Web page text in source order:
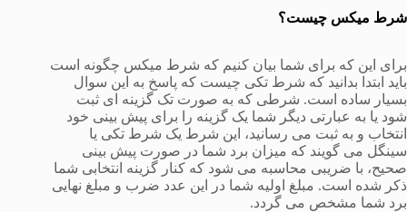
شرط میکس چیست؟
برای این که برای شما بیان کنیم که شرط میکس چگونه است
باید ابتدا بدانید که شرط تکی چیست که پاسخ به این سوال
بسیار ساده است. شرطی که به صورت تک گزینه ای ثبت
شود یا به عبارتی دیگر شما یک گزینه را برای پیش بینی خود
انتخاب و به ثبت می رسانید، این شرط یک شرط تکی یا
سینگل می گویند که میزان برد شما در صورت پیش بینی
صحیح، با ضریبی محاسبه می شود که کنار گزینه انتخابی شما
ذکر شده است. مبلغ اولیه شما در این عدد ضرب و مبلغ نهایی
برد شما مشخص می گردد.